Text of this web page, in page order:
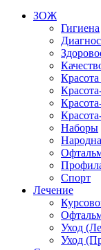
ЗОЖ
Гигиена
Наборы
Спорт
Лечение
Уход
Уход